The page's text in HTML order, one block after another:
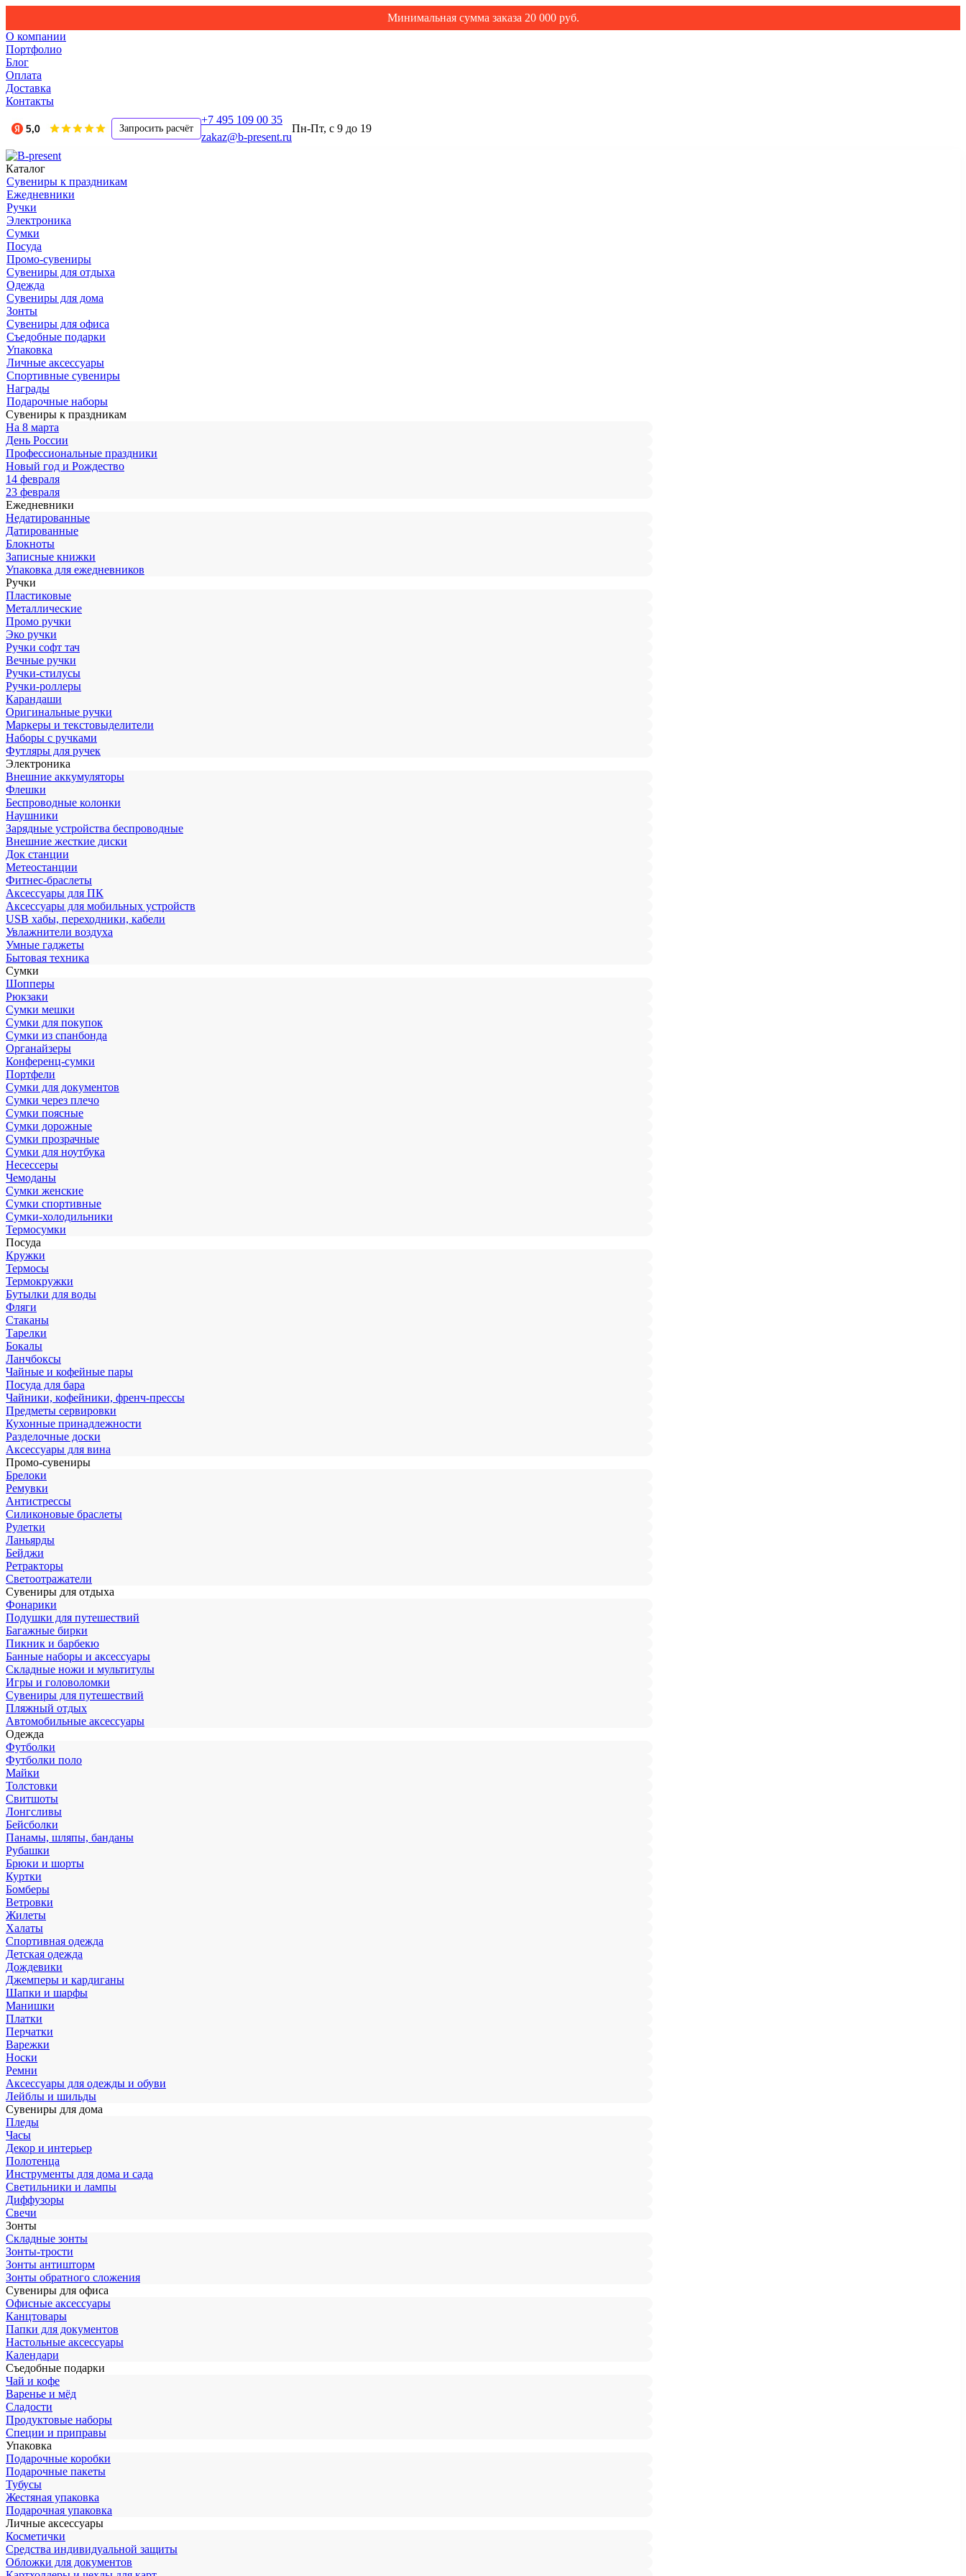
Минимальная сумма заказа 20 000 руб.
О компании
Портфолио
Блог
Оплата
Доставка
Контакты
Запросить расчёт
+7 495 109 00 35
zakaz@b-present.ru
Пн-Пт, с 9 до 19
Каталог
Сувениры к праздникам
Ежедневники
Ручки
Электроника
Сумки
Посуда
Промо-сувениры
Сувениры для отдыха
Одежда
Сувениры для дома
Зонты
Сувениры для офиса
Съедобные подарки
Упаковка
Личные аксессуары
Спортивные сувениры
Награды
Подарочные наборы
Сувениры к праздникам
На 8 марта
День России
Профессиональные праздники
Новый год и Рождество
14 февраля
23 февраля
Ежедневники
Недатированные
Датированные
Блокноты
Записные книжки
Упаковка для ежедневников
Ручки
Пластиковые
Металлические
Промо ручки
Эко ручки
Ручки софт тач
Вечные ручки
Ручки-стилусы
Ручки-роллеры
Карандаши
Оригинальные ручки
Маркеры и текстовыделители
Наборы с ручками
Футляры для ручек
Электроника
Внешние аккумуляторы
Флешки
Беспроводные колонки
Наушники
Зарядные устройства беспроводные
Внешние жесткие диски
Док станции
Метеостанции
Фитнес-браслеты
Аксессуары для ПК
Аксессуары для мобильных устройств
USB хабы, переходники, кабели
Увлажнители воздуха
Умные гаджеты
Бытовая техника
Сумки
Шопперы
Рюкзаки
Сумки мешки
Сумки для покупок
Сумки из спанбонда
Органайзеры
Конференц-сумки
Портфели
Сумки для документов
Сумки через плечо
Сумки поясные
Сумки дорожные
Сумки прозрачные
Сумки для ноутбука
Несессеры
Чемоданы
Сумки женские
Сумки спортивные
Сумки-холодильники
Термосумки
Посуда
Кружки
Термосы
Термокружки
Бутылки для воды
Фляги
Стаканы
Тарелки
Бокалы
Ланчбоксы
Чайные и кофейные пары
Посуда для бара
Чайники, кофейники, френч-прессы
Предметы сервировки
Кухонные принадлежности
Разделочные доски
Аксессуары для вина
Промо-сувениры
Брелоки
Ремувки
Антистрессы
Силиконовые браслеты
Рулетки
Ланьярды
Бейджи
Ретракторы
Светоотражатели
Сувениры для отдыха
Фонарики
Подушки для путешествий
Багажные бирки
Пикник и барбекю
Банные наборы и аксессуары
Складные ножи и мультитулы
Игры и головоломки
Сувениры для путешествий
Пляжный отдых
Автомобильные аксессуары
Одежда
Футболки
Футболки поло
Майки
Толстовки
Свитшоты
Лонгсливы
Бейсболки
Панамы, шляпы, банданы
Рубашки
Брюки и шорты
Куртки
Бомберы
Ветровки
Жилеты
Халаты
Спортивная одежда
Детская одежда
Дождевики
Джемперы и кардиганы
Шапки и шарфы
Манишки
Платки
Перчатки
Варежки
Носки
Ремни
Аксессуары для одежды и обуви
Лейблы и шильды
Сувениры для дома
Пледы
Часы
Декор и интерьер
Полотенца
Инструменты для дома и сада
Светильники и лампы
Диффузоры
Свечи
Зонты
Складные зонты
Зонты-трости
Зонты антишторм
Зонты обратного сложения
Сувениры для офиса
Офисные аксессуары
Канцтовары
Папки для документов
Настольные аксессуары
Календари
Съедобные подарки
Чай и кофе
Варенье и мёд
Сладости
Продуктовые наборы
Специи и приправы
Упаковка
Подарочные коробки
Подарочные пакеты
Тубусы
Жестяная упаковка
Подарочная упаковка
Личные аксессуары
Косметички
Средства индивидуальной защиты
Обложки для документов